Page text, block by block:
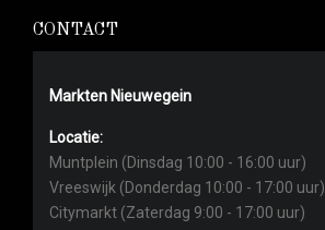
CONTACT
Markten Nieuwegein
Locatie:
Muntplein (Dinsdag 10:00 - 16:00 uur)
Vreeswijk (Donderdag 10:00 - 17:00 uur)
Citymarkt (Zaterdag 9:00 - 17:00 uur)